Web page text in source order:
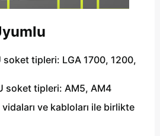
tipleri: LGA 1700, 1200,
soket tipleri: AM5, AM4
ve kabloları ile birlikte